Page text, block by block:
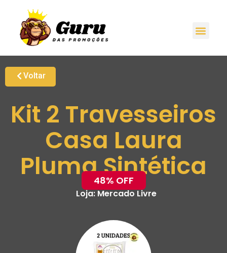
Voltar
Kit 2 Travesseiros
Casa Laura
Pluma Sintética
48% OFF
Loja:Mercado Livre